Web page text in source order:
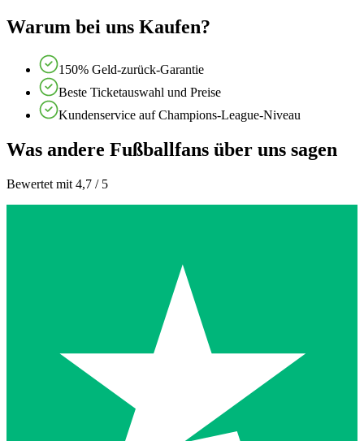
Warum bei uns Kaufen?
150% Geld-zurück-Garantie
Beste Ticketauswahl und Preise
Kundenservice auf Champions-League-Niveau
Was andere Fußballfans über uns sagen
Bewertet mit 4,7 / 5